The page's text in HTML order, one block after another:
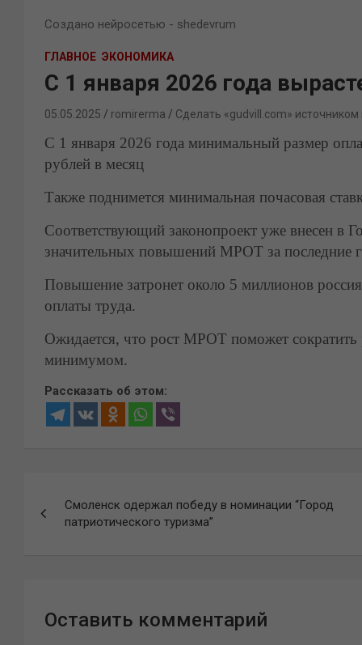
Создано нейросетью - shedevrum
ГЛАВНОЕ ЭКОНОМИКА
С 1 января 2026 года
05.05.2025 romirerma Сделать «gudvill.com» источником
С 1 января 2026 года минимальный размер
рублей в месяц
Также поднимется минимальная почасовая
Соответствующий законопроект уже внесен в
значительных повышений МРОТ за последние
Повышение затронет около 5 миллионов
оплаты труда.
Ожидается, что рост МРОТ поможет
минимумом.
Рассказать об этом:
по
Смоленск одержал победу в номинации “Город
патриотического туризма”
Оставить комментарий